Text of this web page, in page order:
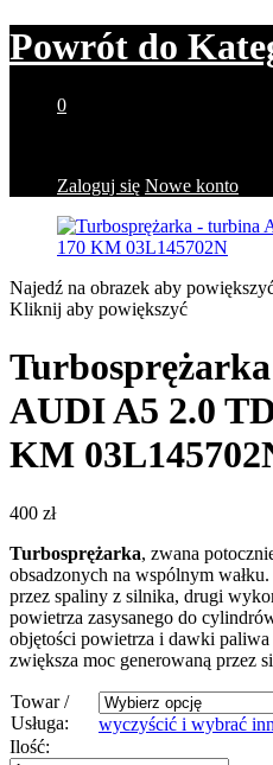
Powrót do
0
Zaloguj się Nowe konto
Najedź na obrazek aby
Kliknij aby powiększyć
AUDI A5 2.0
KM
400 zł
Turbosprężarka, zwana
obsadzonych na wspólnym
przez spaliny z silnika, drugi
powietrza zasysanego do
objętości powietrza i dawki
zwiększa moc generowaną przez
Towar /
Usługa:
wyczyścić i wybrać
Turbosprężarka
Ilość: